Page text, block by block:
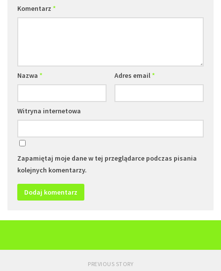
Komentarz *
Nazwa * Adres email*
Witryna internetowa
Zapamiętaj moje dane w tej przeglądarce podczas pisania
kolejnych komentarzy.
PREVIOUS STORY